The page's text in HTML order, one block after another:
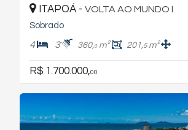
ITAPOÁ - VOLTA AO MUNDO I
Sobrado
4 3 360,0m² 201,5m²
R$ 1.700.000,00